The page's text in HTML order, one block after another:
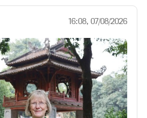
16:08, 07/08/2026